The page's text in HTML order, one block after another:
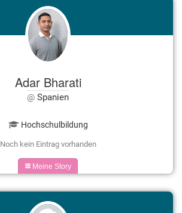
Adar Bharati
Spanien
Hochschulbildung
Noch kein Eintrag vorhanden
Meine Story